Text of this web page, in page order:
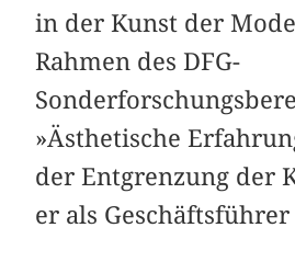
in der Kunst der
Rahmen des DFG-
»Ästhetische
der Entgrenzung der
er als